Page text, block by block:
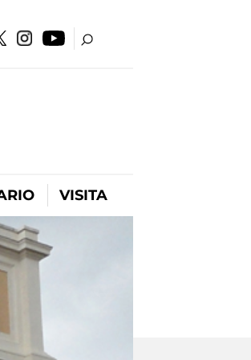
VISITA